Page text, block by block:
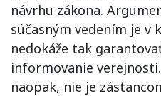
návrhu zákona.
súčasným vedením je v
nedokáže tak
informovanie
naopak, nie je